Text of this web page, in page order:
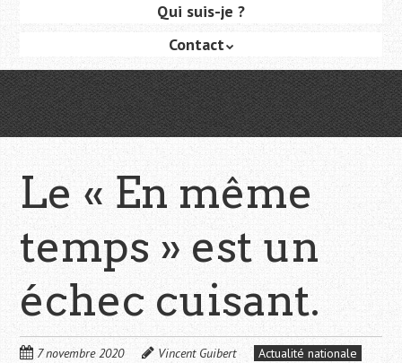
Qui suis-je ?
Contact
Le « En même
temps » est un
échec cuisant.
7 novembre 2020 Vincent Guibert
Actualité nationale